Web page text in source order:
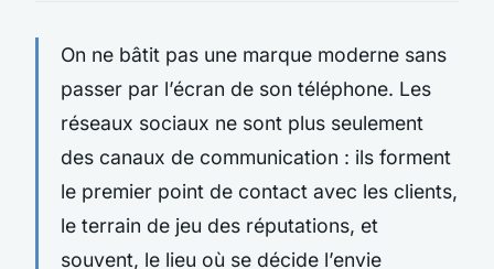
On ne bâtit pas une marque moderne sans
passer par l’écran de son téléphone. Les
réseaux sociaux ne sont plus seulement
des canaux de communication : ils forment
le premier point de contact avec les clients,
le terrain de jeu des réputations, et
souvent, le lieu où se décide l’envie